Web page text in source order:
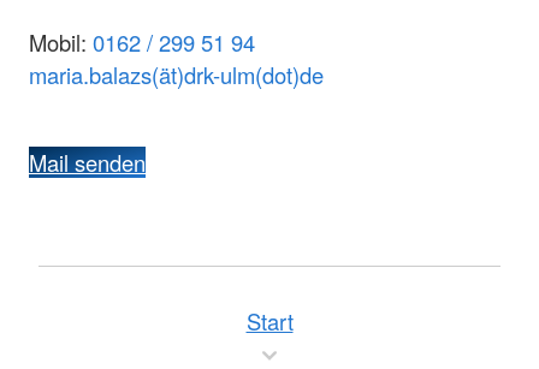
Mobil: 0162 / 299 51 94
maria.balazs(ät)drk-ulm(dot)de
Mail senden
Start